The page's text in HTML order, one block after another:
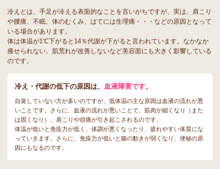
冷えとは、手足が冷える表面的なことを言いがちですが、実は、肩こり
や腰痛、不眠、体のむくみ、はてには生理痛・・・などの原因となって
いる場合があります。
体は体温が1℃下がると14％代謝が下がると言われています。なかなか
痩せられない、肌荒れが改善しないなど美容面にも大きく影響している
のです。
冷え・代謝の低下の原因は、 血液障害です。
自覚していない方が多いのですが、低体温の主な原因は血液の流れが悪
いことです。さらに、血液の流れが悪いことで、筋肉が細くなり（また
は固くなり）、肩こりや頭痛が引き起こされるのです。
体温が低いと免疫力が低く、体調が悪くなったり、疲れやすい体質にな
っていきます。さらに、免疫力が低いと腸の動きが弱くなり、便秘の原
因にもなるのです。